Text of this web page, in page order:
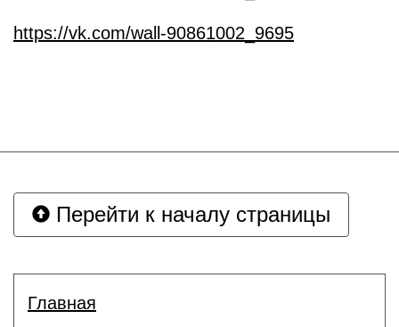
https://vk.com/wall-90861002_9695
Перейти к началу страницы
Главная